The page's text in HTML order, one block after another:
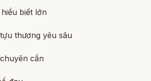
biết lớn
thương yêu sâu
cần